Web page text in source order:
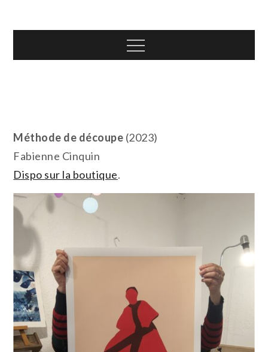
T.TOTH Menu
Méthode de découpe (2023)
Fabienne Cinquin
Dispo sur la boutique.